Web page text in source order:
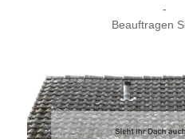
-
Beauftragen